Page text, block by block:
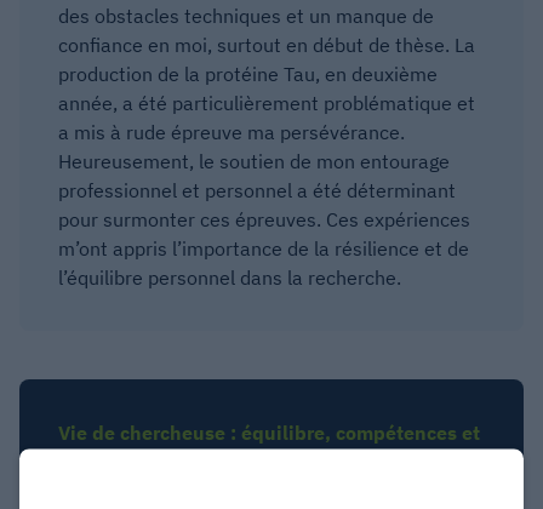
des obstacles techniques et un manque de
confiance en moi, surtout en début de thèse. La
production de la protéine Tau, en deuxième
année, a été particulièrement problématique et
a mis à rude épreuve ma persévérance.
Heureusement, le soutien de mon entourage
professionnel et personnel a été déterminant
pour surmonter ces épreuves. Ces expériences
m’ont appris l’importance de la résilience et de
l’équilibre personnel dans la recherche.
Vie de chercheuse : équilibre, compétences et